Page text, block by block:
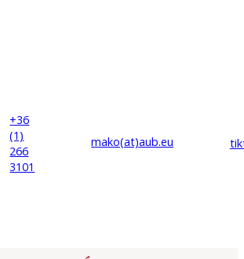
+36
(1)
266
3101
mako(at)aub.eu